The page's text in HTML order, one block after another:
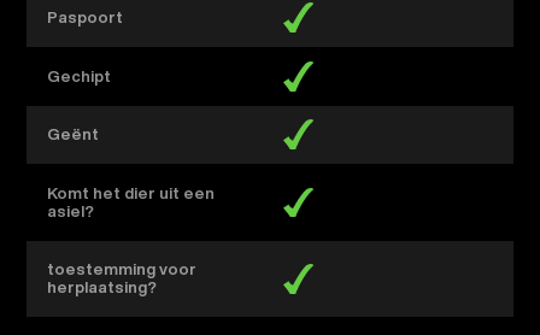
Paspoort
Gechipt
Geënt
Komt het dier uit een
asiel?
toestemming voor
herplaatsing?